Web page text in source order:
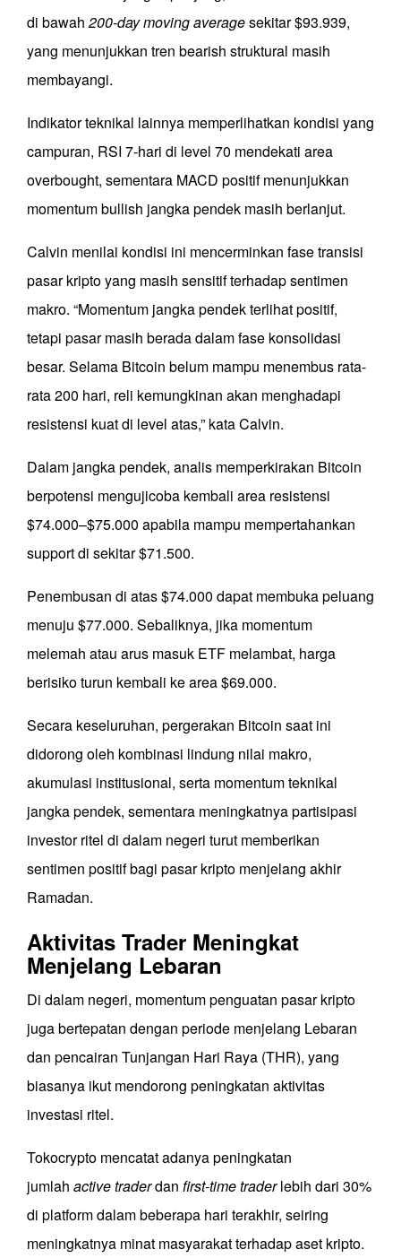
di bawah200-day moving averagesekitar $93.939,
yang menunjukkan tren bearish struktural masih
membayangi.
Indikator teknikal lainnya memperlihatkan kondisi yang
campuran, RSI 7-hari di level 70 mendekati area
overbought, sementara MACD positif menunjukkan
momentum bullish jangka pendek masih berlanjut.
Calvin menilai kondisi ini mencerminkan fase transisi
pasar kripto yang masih sensitif terhadap sentimen
makro. “Momentum jangka pendek terlihat positif,
tetapi pasar masih berada dalam fase konsolidasi
besar. Selama Bitcoin belum mampu menembus rata-
rata 200 hari, reli kemungkinan akan menghadapi
resistensi kuat di level atas,” kata Calvin.
Dalam jangka pendek, analis memperkirakan Bitcoin
berpotensi mengujicoba kembali area resistensi
$74.000–$75.000 apabila mampu mempertahankan
support di sekitar $71.500.
Penembusan di atas $74.000 dapat membuka peluang
menuju $77.000. Sebaliknya, jika momentum
melemah atau arus masuk ETF melambat, harga
berisiko turun kembali ke area $69.000.
Secara keseluruhan, pergerakan Bitcoin saat ini
didorong oleh kombinasi lindung nilai makro,
akumulasi institusional, serta momentum teknikal
jangka pendek, sementara meningkatnya partisipasi
investor ritel di dalam negeri turut memberikan
sentimen positif bagi pasar kripto menjelang akhir
Ramadan.
Aktivitas Trader Meningkat
Menjelang Lebaran
Di dalam negeri, momentum penguatan pasar kripto
juga bertepatan dengan periode menjelang Lebaran
dan pencairan Tunjangan Hari Raya (THR), yang
biasanya ikut mendorong peningkatan aktivitas
investasi ritel.
Tokocrypto mencatat adanya peningkatan
jumlah active traderdan first-time traderlebih dari 30%
di platform dalam beberapa hari terakhir, seiring
meningkatnya minat masyarakat terhadap aset kripto.